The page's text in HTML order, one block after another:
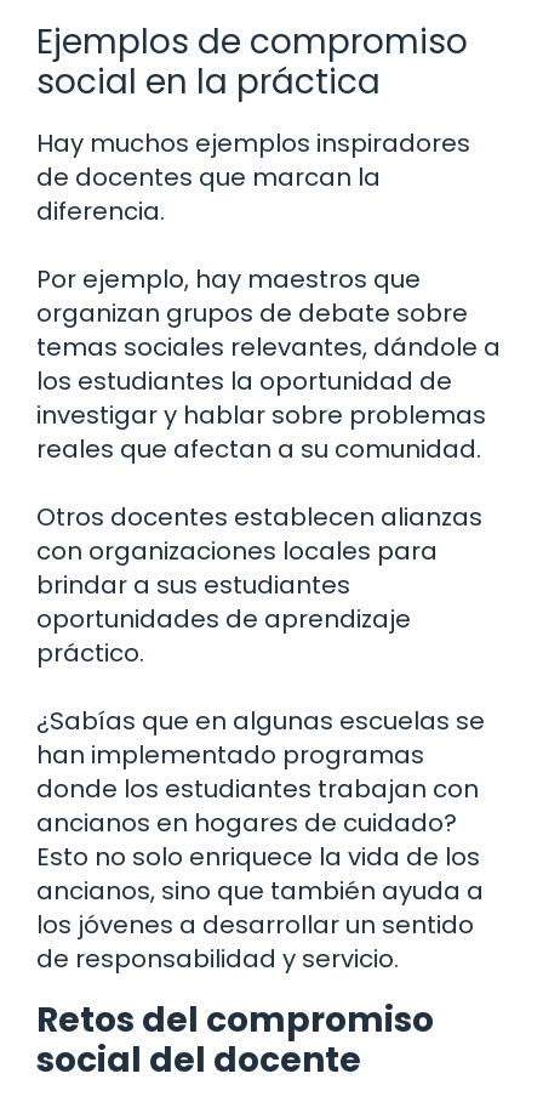
Ejemplos de compromiso
social en la práctica
Hay muchos ejemplos inspiradores
de docentes que marcan la
diferencia.
Por ejemplo, hay maestros que
organizan grupos de debate sobre
temas sociales relevantes, dándole a
los estudiantes la oportunidad de
investigar y hablar sobre problemas
reales que afectan a su comunidad.
Otros docentes establecen alianzas
con organizaciones locales para
brindar a sus estudiantes
oportunidades de aprendizaje
práctico.
¿Sabías que en algunas escuelas se
han implementado programas
donde los estudiantes trabajan con
ancianos en hogares de cuidado?
Esto no solo enriquece la vida de los
ancianos, sino que también ayuda a
los jóvenes a desarrollar un sentido
de responsabilidad y servicio.
Retos del compromiso
social del docente